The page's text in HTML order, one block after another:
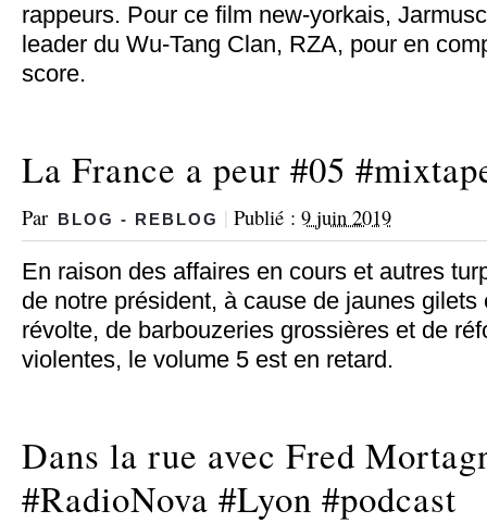
rappeurs. Pour ce film new-yorkais,
leader du Wu-Tang Clan, RZA, pour en
score.
La France a peur #05
Par BLOG - REBLOG | Publié : 9 juin 2019
En raison des affaires en cours et autres
de notre président, à cause de jaunes gilets
révolte, de barbouzeries grossières et de
violentes, le volume 5 est en retard.
Dans la rue avec Fred
#RadioNova #Lyon #podcast